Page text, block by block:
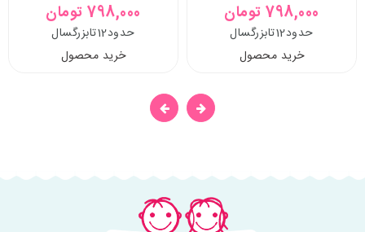
798,000 تومان
حدود12تابزرگسال
خرید محصول
798,000 تومان
حدود12تابزرگسال
خرید محصول